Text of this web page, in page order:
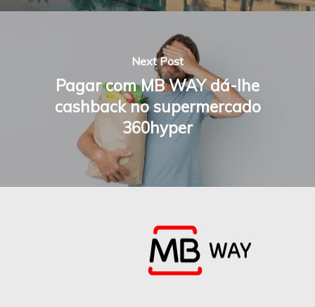
Next Post
Pagar com MB WAY dá-lhe
cashback no supermercado
360hyper